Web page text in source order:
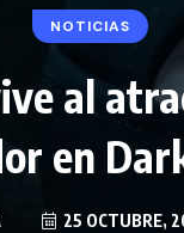
NOTICIAS
al
en
25 OCTUBRE,